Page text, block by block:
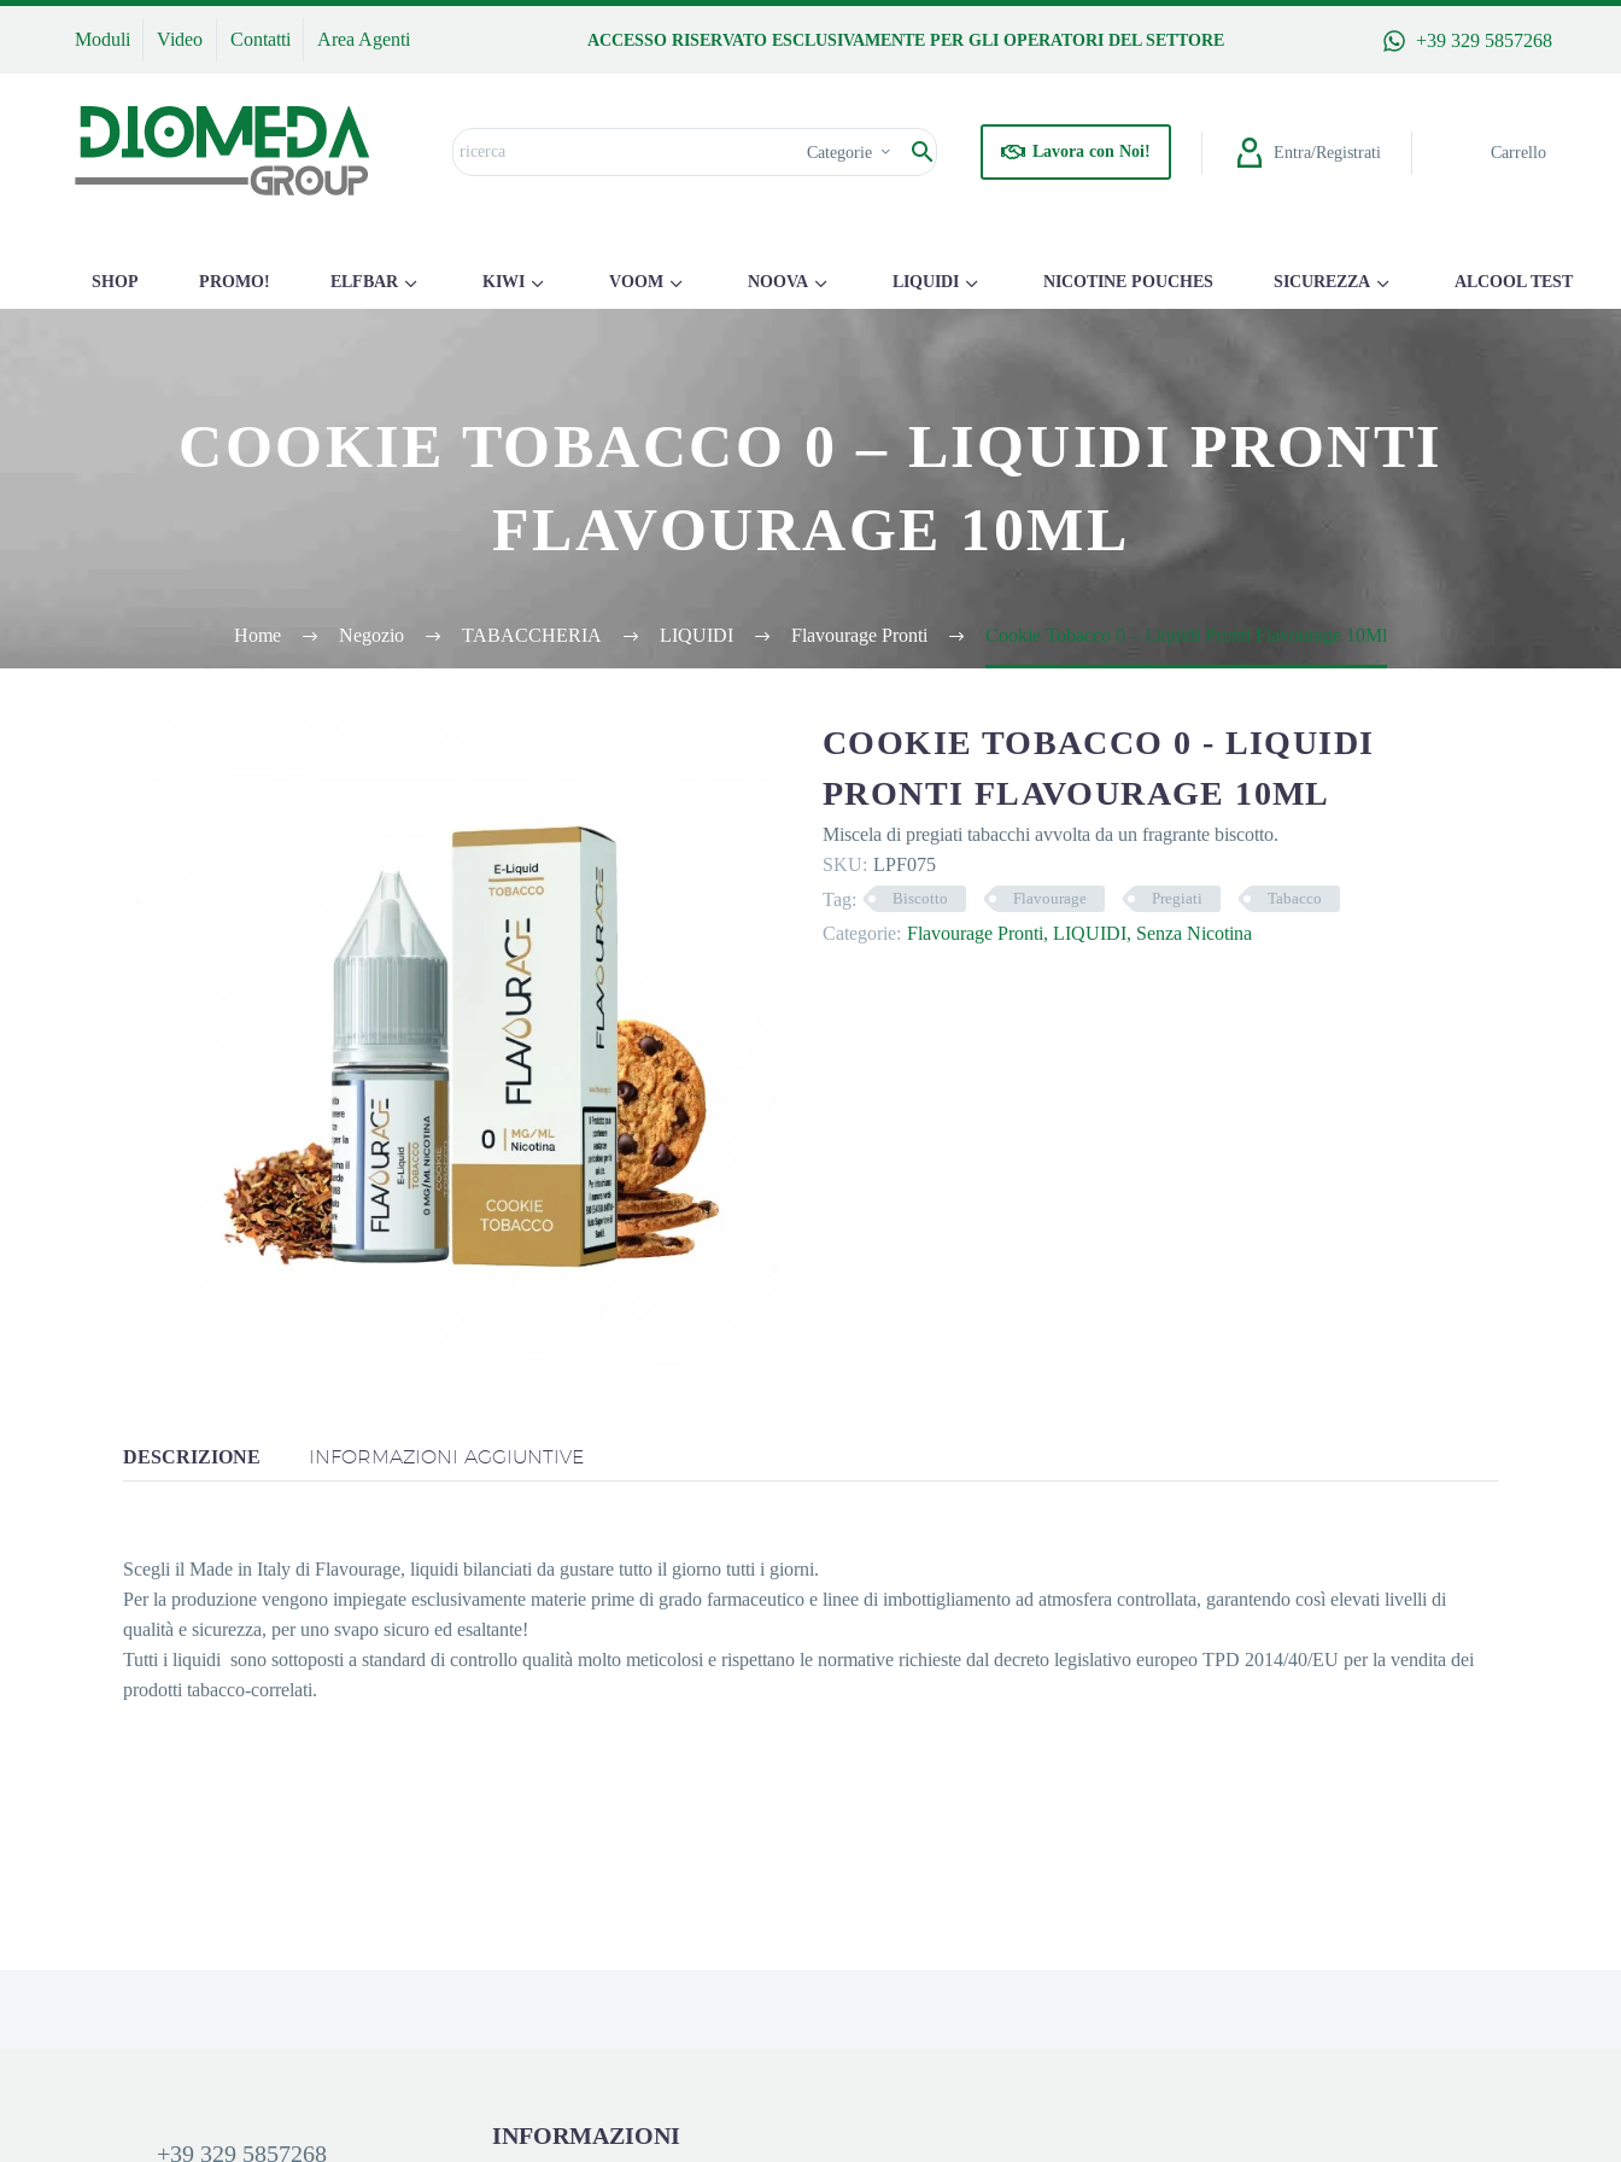
Moduli Video Contatti Area Agenti ACCESSO RISERVATO ESCLUSIVAMENTE PER GLI OPERATORI DEL SETTORE +39 329 5857268
Categorie Lavora con Noi! Entra/Registrati Carrello
SHOP PROMO! ELFBAR KIWI VOOM NOOVA LIQUIDI NICOTINE POUCHES SICUREZZA ALCOOL TEST
COOKIE TOBACCO 0 – LIQUIDI PRONTI
FLAVOURAGE 10ML
Home Negozio TABACCHERIA LIQUIDI Flavourage Pronti Cookie Tobacco 0 – Liquidi Pronti Flavourage 10Ml
COOKIE TOBACCO 0 - LIQUIDI
PRONTI FLAVOURAGE 10ML
Miscela di pregiati tabacchi avvolta da un fragrante biscotto.
SKU: LPF075
Tag:
Biscotto Flavourage Pregiati Tabacco
Categorie: Flavourage Pronti, LIQUIDI, Senza Nicotina
DESCRIZIONE INFORMAZIONI AGGIUNTIVE
Scegli il Made in Italy di Flavourage, liquidi bilanciati da gustare tutto il giorno tutti i giorni.
Per la produzione vengono impiegate esclusivamente materie prime di grado farmaceutico e linee di imbottigliamento ad atmosfera controllata, garantendo così elevati livelli di
qualità e sicurezza, per uno svapo sicuro ed esaltante!
Tutti i liquidi sono sottoposti a standard di controllo qualità molto meticolosi e rispettano le normative richieste dal decreto legislativo europeo TPD 2014/40/EU per la vendita dei
prodotti tabacco-correlati.
+39 329 5857268
INFORMAZIONI